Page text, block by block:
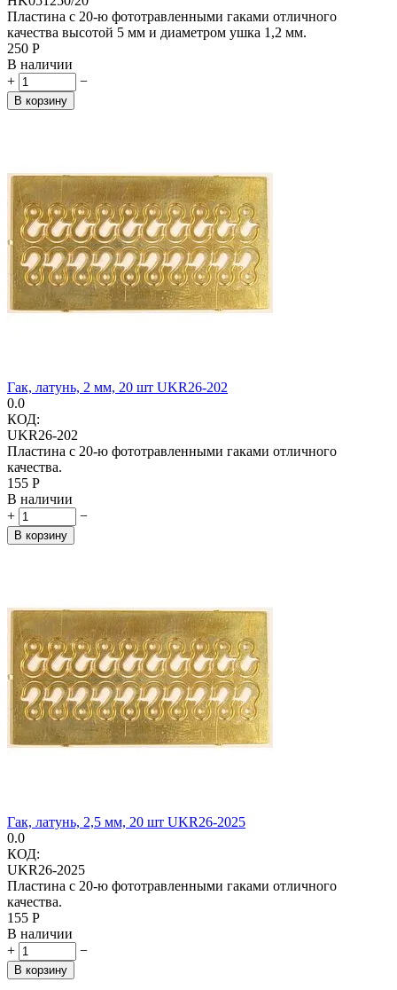
Пластина с 20-ю фототравленными гаками отличного
качества высотой 5 мм и диаметром ушка 1,2 мм.
‍250‍ Р
В наличии
+
−
В корзину
Гак, латунь, 2 мм, 20 шт UKR26-202
0.0
КОД:
UKR26-202
Пластина с 20-ю фототравленными гаками отличного
качества.
‍155‍ Р
В наличии
+
−
В корзину
Гак, латунь, 2,5 мм, 20 шт UKR26-2025
0.0
КОД:
UKR26-2025
Пластина с 20-ю фототравленными гаками отличного
качества.
‍155‍ Р
В наличии
+
−
В корзину